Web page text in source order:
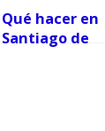
Qué hacer en
Santiago de